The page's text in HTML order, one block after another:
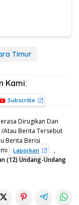
Timur
Kami:
Subscribe
Dirugikan Dan
Atau Berita Tersebut
Berita Berisi
Laporkan
,
(12) Undang-Undang